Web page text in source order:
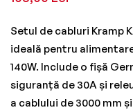
images
gallery
Setul de cabluri Kramp
ideală pentru
140W. Include o fișă
siguranță de 30A și
a cablului de 3000 mm